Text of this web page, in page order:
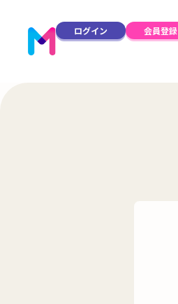
ログイン 会員登録